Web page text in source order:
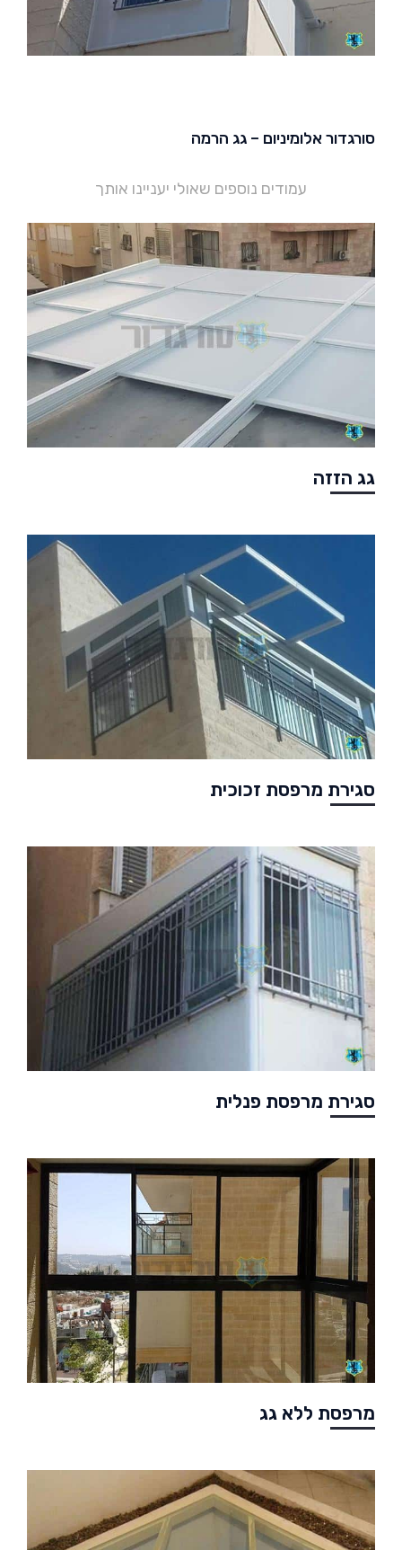
סורגדור אלומיניום – גג הרמה
עמודים נוספים שאולי יעניינו אותך
גג הזזה
סגירת מרפסת זכוכית
סגירת מרפסת פנלית
מרפסת ללא גג